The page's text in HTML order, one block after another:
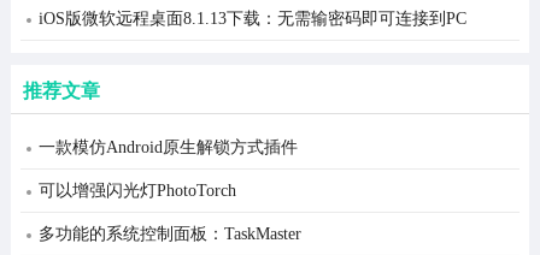
iOS版微软远程桌面8.1.13下载：无需输密码即可连接到PC
推荐文章
一款模仿Android原生解锁方式插件
可以增强闪光灯PhotoTorch
多功能的系统控制面板：TaskMaster